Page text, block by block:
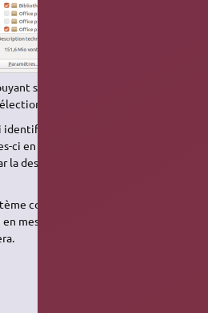
sur la flèche précédant
plus fine des mises à jour.
par leur icône
ci en ont une. Enfin, les noms des
la description du paquet, lorsque
comprend mieux les mises à
mesure de faire un choix éclairé